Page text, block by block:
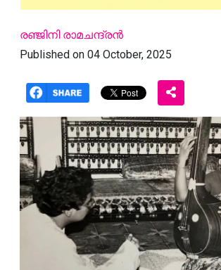
രഞ്ജിനി രാമചന്ദ്രൻ
Published on 04 October, 2025